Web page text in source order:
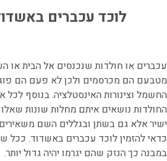
לוכד עכברים
עכברים או חולדות שנכנסים אל הבית או
מטבעם הם מכרסמים ולכן לא פעם הם
החשמל וצינורות האינסטלציה. בנוסף לכל
החולדות נושאים איתם מחלות שונות
ישיר אלא גם בשתן ובגללים השם
כדאי להזמין לוכד עכברים באשדוד. ככל
במבנה כך הנזק שהם יגרמו יהיה גדול יותר.